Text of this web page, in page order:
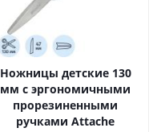
Ножницы детские 130
мм с эргономичными
прорезиненными
ручками Attache